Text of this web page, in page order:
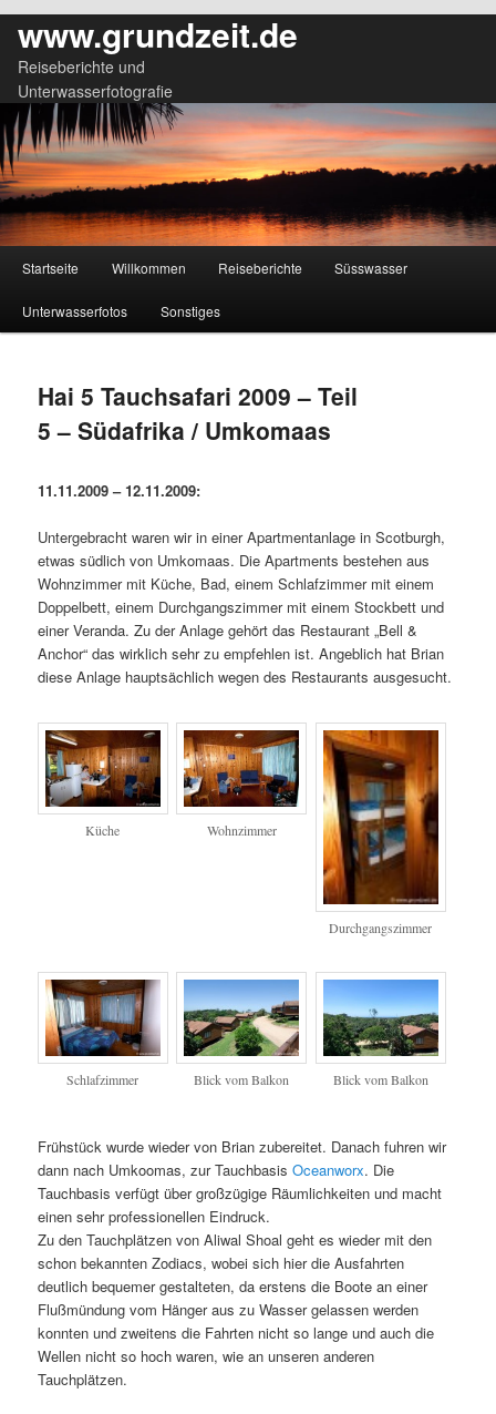
www.grundzeit.de
Reiseberichte und
Unterwasserfotografie
Zum
primären
springen
Zum
sekundären
springen
Startseite Willkommen Reiseberichte Süsswasser
Unterwasserfotos Sonstiges
Hai 5 Tauchsafari 2009 – Teil
5 – Südafrika / Umkomaas
11.11.2009 – 12.11.2009:
Untergebracht waren wir in einer Apartmentanlage in Scotburgh,
etwas südlich von Umkomaas. Die Apartments bestehen aus
Wohnzimmer mit Küche, Bad, einem Schlafzimmer mit einem
Doppelbett, einem Durchgangszimmer mit einem Stockbett und
einer Veranda. Zu der Anlage gehört das Restaurant „Bell &
Anchor“ das wirklich sehr zu empfehlen ist. Angeblich hat Brian
diese Anlage hauptsächlich wegen des Restaurants ausgesucht.
Küche Wohnzimmer
Durchgangszimmer
Schlafzimmer Blick vom Balkon Blick vom Balkon
Frühstück wurde wieder von Brian zubereitet. Danach fuhren wir
dann nach Umkoomas, zur TauchbasisOceanworx. Die
Tauchbasis verfügt über großzügige Räumlichkeiten und macht
einen sehr professionellen Eindruck.
Zu den Tauchplätzen von Aliwal Shoal geht es wieder mit den
schon bekannten Zodiacs, wobei sich hier die Ausfahrten
deutlich bequemer gestalteten, da erstens die Boote an einer
Flußmündung vom Hänger aus zu Wasser gelassen werden
konnten und zweitens die Fahrten nicht so lange und auch die
Wellen nicht so hoch waren, wie an unseren anderen
Tauchplätzen.